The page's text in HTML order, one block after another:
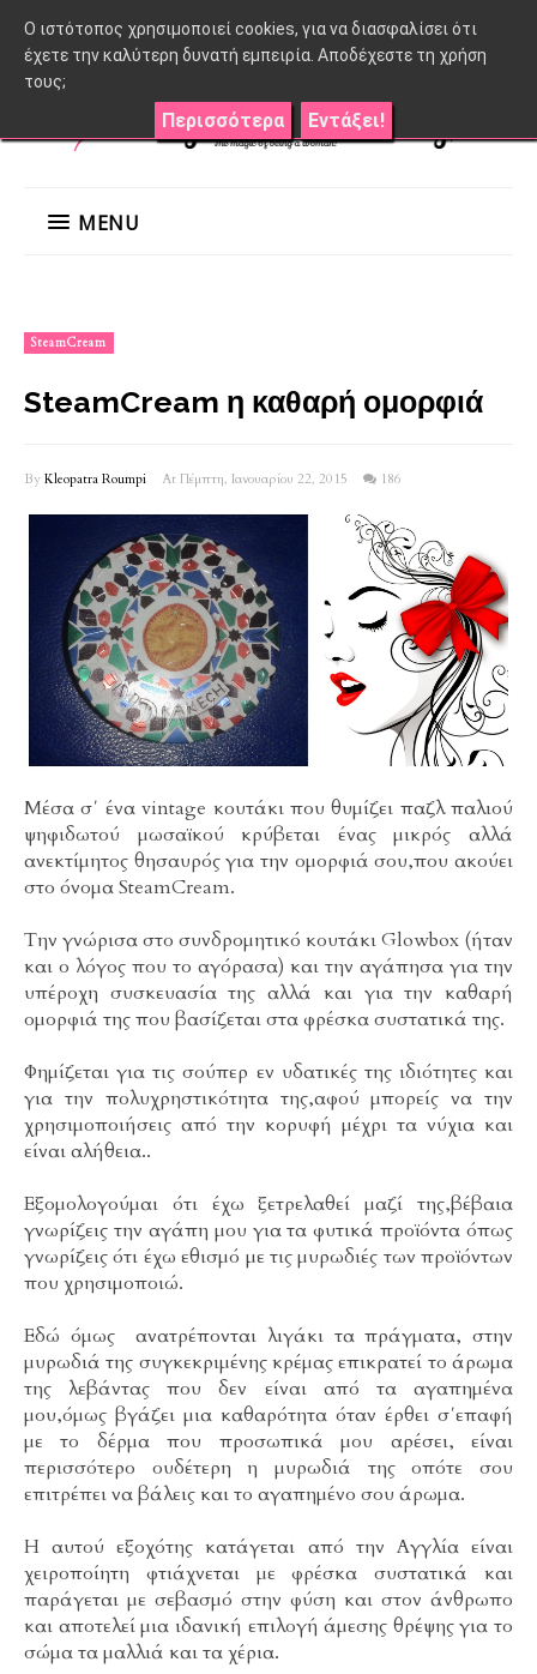
MENU
SteamCream
SteamCream η καθαρή ομορφιά
By Kleopatra Roumpi At Πέμπτη, Ιανουαρίου 22, 2015 186
Μέσα σ΄ ένα vintage κουτάκι που θυμίζει παζλ παλιού
ψηφιδωτού μωσαϊκού κρύβεται ένας μικρός αλλά
ανεκτίμητος θησαυρός για την ομορφιά σου,που ακούει
στο όνομα SteamCream.
Την γνώρισα στο συνδρομητικό κουτάκι Glowbox (ήταν
και ο λόγος που το αγόρασα) και την αγάπησα για την
υπέροχη συσκευασία της αλλά και για την καθαρή
ομορφιά της που βασίζεται στα φρέσκα συστατικά της.
Φημίζεται για τις σούπερ εν υδατικές της ιδιότητες και
για την πολυχρηστικότητα της,αφού μπορείς να την
χρησιμοποιήσεις από την κορυφή μέχρι τα νύχια και
είναι αλήθεια..
Εξομολογούμαι ότι έχω ξετρελαθεί μαζί της,βέβαια
γνωρίζεις την αγάπη μου για τα φυτικά προϊόντα όπως
γνωρίζεις ότι έχω εθισμό με τις μυρωδιές των προϊόντων
που χρησιμοποιώ.
Εδώ όμως ανατρέπονται λιγάκι τα πράγματα, στην
μυρωδιά της συγκεκριμένης κρέμας επικρατεί το άρωμα
της λεβάντας που δεν είναι από τα αγαπημένα
μου,όμως βγάζει μια καθαρότητα όταν έρθει σ΄επαφή
με το δέρμα που προσωπικά μου αρέσει, είναι
περισσότερο ουδέτερη η μυρωδιά της οπότε σου
επιτρέπει να βάλεις και το αγαπημένο σου άρωμα.
Η αυτού εξοχότης κατάγεται από την Αγγλία είναι
χειροποίητη φτιάχνεται με φρέσκα συστατικά και
παράγεται με σεβασμό στην φύση και στον άνθρωπο
και αποτελεί μια ιδανική επιλογή άμεσης θρέψης για το
σώμα τα μαλλιά και τα χέρια.
O ιστότοπος χρησιμοποιεί cookies, για να διασφαλίσει ότι
έχετε την καλύτερη δυνατή εμπειρία. Αποδέχεστε τη χρήση
τους;
Περισσότερα Εντάξει!